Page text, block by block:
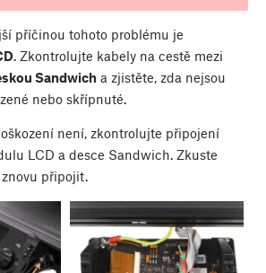
příčinou tohoto problému je
. Zkontrolujte kabely na cestě mezi
Sandwich a zjistěte, zda nejsou
nebo skřípnuté.
není, zkontrolujte připojení
LCD a desce Sandwich. Zkuste
připojit.